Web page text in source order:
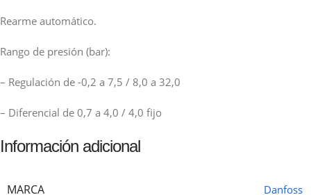
Rearme automático.
Rango de presión (bar):
– Regulación de -0,2 a 7,5 / 8,0 a 32,0
– Diferencial de 0,7 a 4,0 / 4,0 fijo
Información adicional
MARCA Danfoss